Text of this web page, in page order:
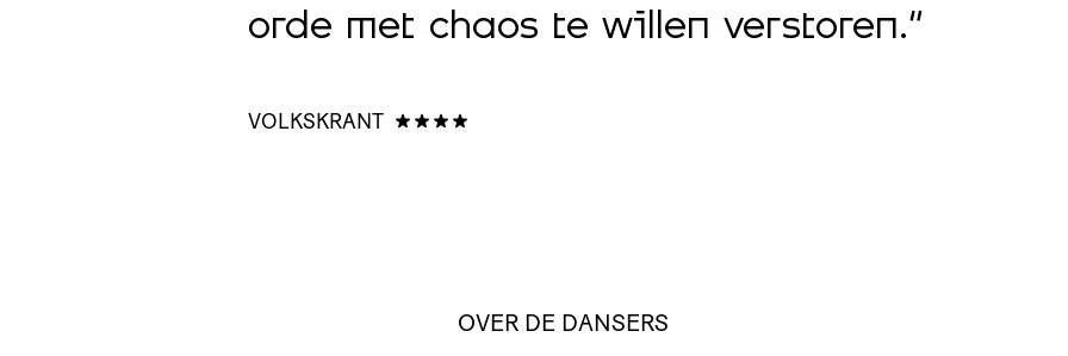
orde met chaos te willen verstoren.”
VOLKSKRANT
OVER DE DANSERS